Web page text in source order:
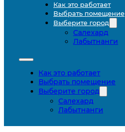
Как это работает
Выбрать помещение
Выберите город
Салехард
Лабытнанги
Как это работает
Выбрать помещение
Выберите город
Салехард
Лабытнанги